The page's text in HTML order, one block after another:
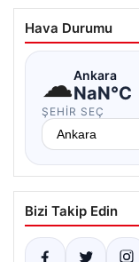
Hava Durumu
☁Ankara
NaN°C
ŞEHIR SEÇ
Bizi Takip Edin